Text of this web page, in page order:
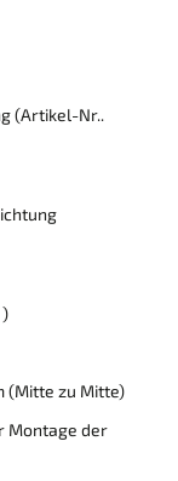
(Artikel-Nr..
)
(Mitte zu Mitte)
Montage der